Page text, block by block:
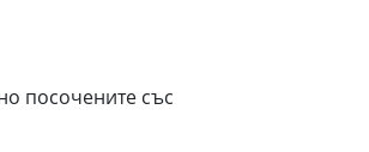
посочените със